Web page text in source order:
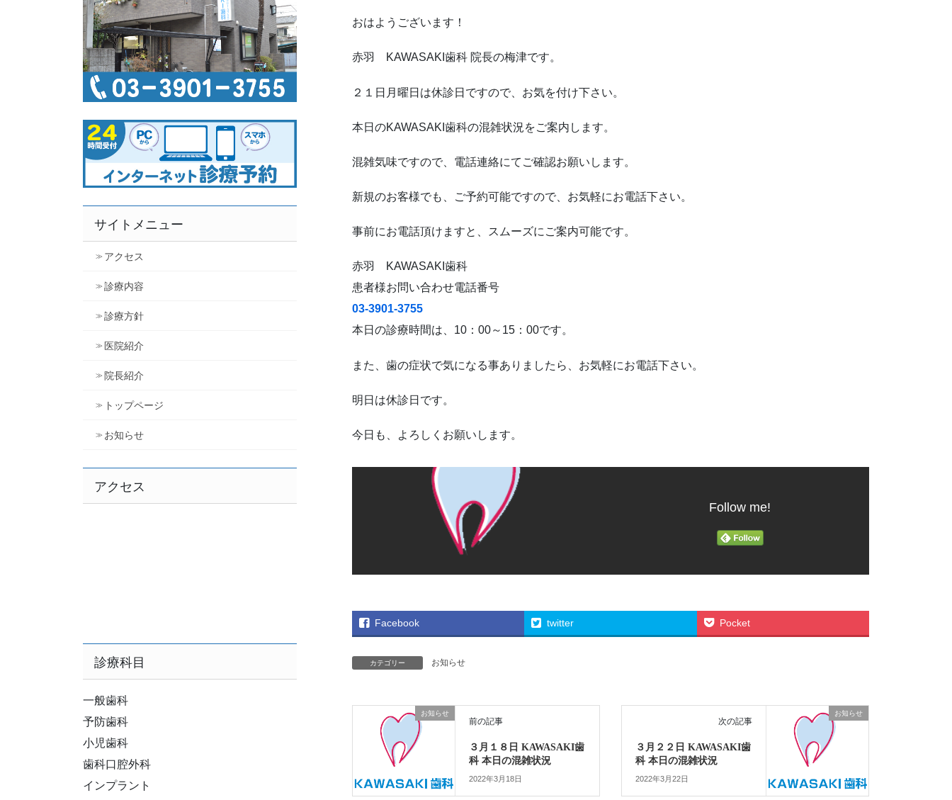
おはようございます！
赤羽 KAWASAKI歯科 院長の梅津です。
２１日月曜日は休診日ですので、お気を付け下さい。
本日のKAWASAKI歯科の混雑状況をご案内します。
混雑気味ですので、電話連絡にてご確認お願いします。
新規のお客様でも、ご予約可能ですので、お気軽にお電話下さい。
事前にお電話頂けますと、スムーズにご案内可能です。
赤羽 KAWASAKI歯科
患者様お問い合わせ電話番号
03-3901-3755
本日の診療時間は、10：00～15：00です。
また、歯の症状で気になる事ありましたら、お気軽にお電話下さい。
明日は休診日です。
今日も、よろしくお願いします。
Follow me!
Facebook twitter Pocket
カテゴリー お知らせ
お知らせ
前の記事
３月１８日 KAWASAKI歯
科 本日の混雑状況
2022年3月18日
お知らせ
次の記事
３月２２日 KAWASAKI歯
科 本日の混雑状況
2022年3月22日
サイトメニュー
アクセス
診療内容
診療方針
医院紹介
院長紹介
トップページ
お知らせ
アクセス
診療科目
一般歯科
予防歯科
小児歯科
歯科口腔外科
インプラント